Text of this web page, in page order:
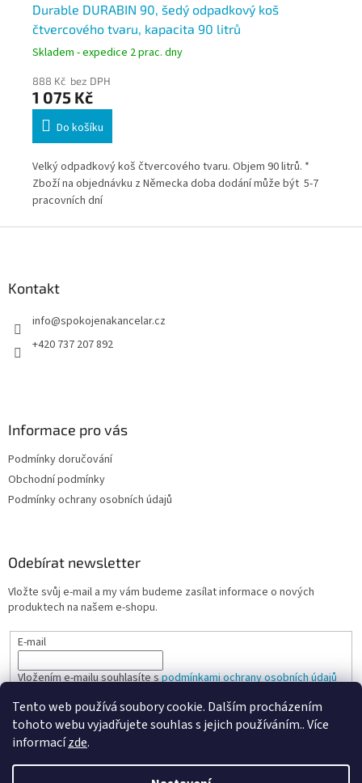
Tento web používá soubory cookie. Dalším procházením
tohoto webu vyjadřujete souhlas s jejich používáním.. Více
informacízde.
Durable DURABIN 90, šedý odpadkový koš
čtvercového tvaru, kapacita 90 litrů
Skladem - expedice 2 prac. dny
888 Kč bez DPH
1 075 Kč
Do košíku
Velký odpadkový koš čtvercového tvaru. Objem 90 litrů. *
Zboží na objednávku z Německa doba dodání může být 5-7
pracovních dní
Kontakt
info@spokojenakancelar.cz
+420 737 207 892
Informace pro vás
Podmínky doručování
Obchodní podmínky
Podmínky ochrany osobních údajů
Odebírat newsletter
Vložte svůj e-mail a my vám budeme zasílat informace o nových
produktech na našem e-shopu.
E-mail
Vložením e-mailu souhlasíte spodmínkami ochrany osobních údajů
PŘIHLÁSIT SE